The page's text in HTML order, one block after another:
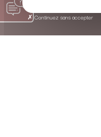
Continuez sans accepter